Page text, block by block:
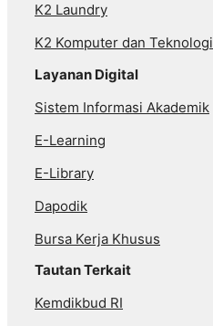
K2 Laundry
K2 Komputer dan Teknologi
Layanan Digital
Sistem Informasi Akademik
E-Learning
E-Library
Dapodik
Bursa Kerja Khusus
Tautan Terkait
Kemdikbud RI